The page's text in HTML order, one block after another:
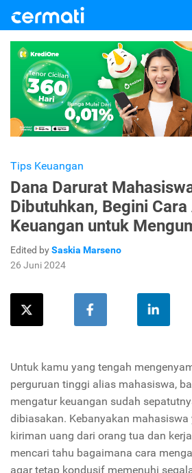
Tips Keuangan
Dana Darurat
Dibutuhkan, Begini
Keuangan untuk
Edited bySaskia Marseno
26 Juni 2024
Untuk kamu yang tengah
perguruan tinggi alias mahasiswa,
mengatur keuangan sudah
dibiasakan. Kebanyakan
kiriman uang dari orang tua dan
mencari tahu bagaimana cara
agar tetap kondusif memenuhi